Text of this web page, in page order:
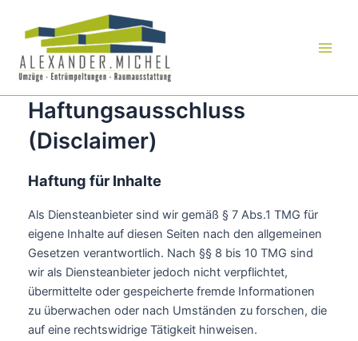
Inhalt
springen
Haftungsausschluss
(Disclaimer)
Haftung für Inhalte
Als Diensteanbieter sind wir gemäß § 7 Abs.1 TMG für
eigene Inhalte auf diesen Seiten nach den allgemeinen
Gesetzen verantwortlich. Nach §§ 8 bis 10 TMG sind
wir als Diensteanbieter jedoch nicht verpflichtet,
übermittelte oder gespeicherte fremde Informationen
zu überwachen oder nach Umständen zu forschen, die
auf eine rechtswidrige Tätigkeit hinweisen.